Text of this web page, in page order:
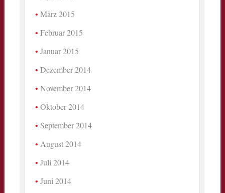
März 2015
Februar 2015
Januar 2015
Dezember 2014
November 2014
Oktober 2014
September 2014
August 2014
Juli 2014
Juni 2014